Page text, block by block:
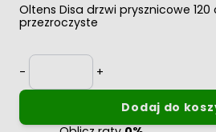
Oltens Disa drzwi prysznicowe 120
przezroczyste
-
Ilość
+
Dodaj do